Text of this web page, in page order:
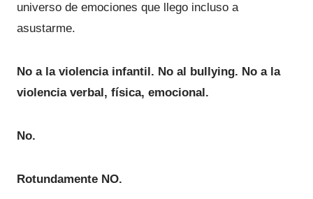
universo de emociones que llego incluso a
asustarme.
No a la violencia infantil. No al bullying. No a la
violencia verbal, física, emocional.
No.
Rotundamente NO.